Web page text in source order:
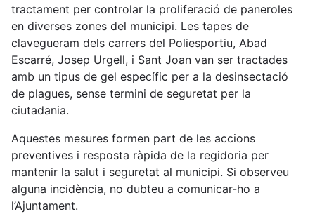
tractament per controlar la proliferació de paneroles
en diverses zones del municipi. Les tapes de
clavegueram dels carrers del Poliesportiu, Abad
Escarré, Josep Urgell, i Sant Joan van ser tractades
amb un tipus de gel específic per a la desinsectació
de plagues, sense termini de seguretat per la
ciutadania.
Aquestes mesures formen part de les accions
preventives i resposta ràpida de la regidoria per
mantenir la salut i seguretat al municipi. Si observeu
alguna incidència, no dubteu a comunicar-ho a
l’Ajuntament.